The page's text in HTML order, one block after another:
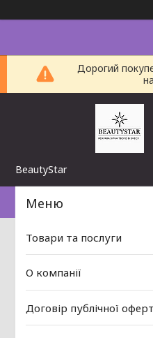
Дорогий
BeautyStar
Товари та послуги
О компанії
Договір публічної